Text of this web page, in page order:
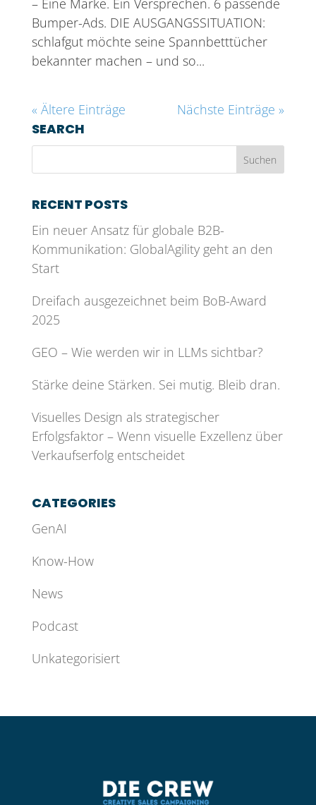
– Eine Marke. Ein Versprechen. 6 passende
Bumper-Ads. DIE AUSGANGSSITUATION:
schlafgut möchte seine Spannbetttücher
bekannter machen – und so...
« Ältere Einträge Nächste Einträge »
SEARCH
RECENT POSTS
Ein neuer Ansatz für globale B2B-
Kommunikation: GlobalAgility geht an den
Start
Dreifach ausgezeichnet beim BoB-Award
2025
GEO – Wie werden wir in LLMs sichtbar?
Stärke deine Stärken. Sei mutig. Bleib dran.
Visuelles Design als strategischer
Erfolgsfaktor – Wenn visuelle Exzellenz über
Verkaufserfolg entscheidet
CATEGORIES
GenAI
Know-How
News
Podcast
Unkategorisiert